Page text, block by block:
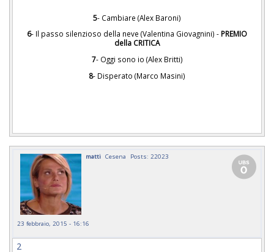
5- Cambiare (Alex Baroni)
6- Il passo silenzioso della neve (Valentina Giovagnini) - PREMIO
della CRITICA
7- Oggi sono io (Alex Britti)
8- Disperato (Marco Masini)
matti Cesena Posts: 22023
23 febbraio, 2015 - 16:16
2